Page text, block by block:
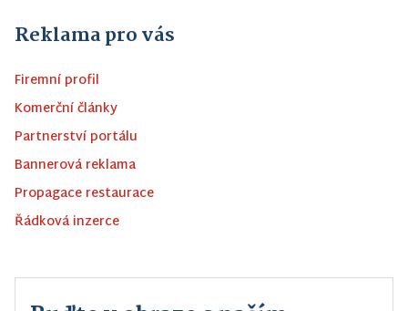
Reklama pro vás
Firemní profil
Komerční články
Partnerství portálu
Bannerová reklama
Propagace restaurace
Řádková inzerce